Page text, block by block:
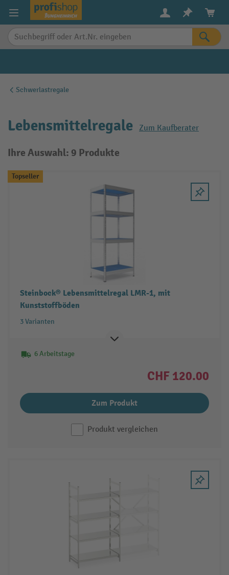
springen
Schwerlastregale
Lebensmittelregale Zum Kaufberater
Ihre Auswahl: 9 Produkte
Topseller
Steinbock® Lebensmittelregal LMR-1, mit
Kunststoffböden
3 Varianten
6 Arbeitstage
CHF 120.00
Zum Produkt
Produkt vergleichen